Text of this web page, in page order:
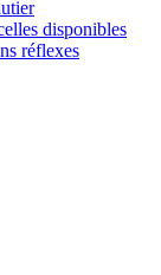
disponibles
réflexes